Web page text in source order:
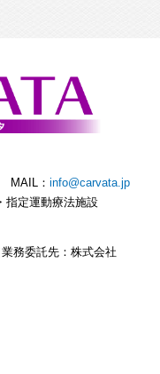
MAIL：info@carvata.jp
指定運動療法施設
務委託先：株式会社